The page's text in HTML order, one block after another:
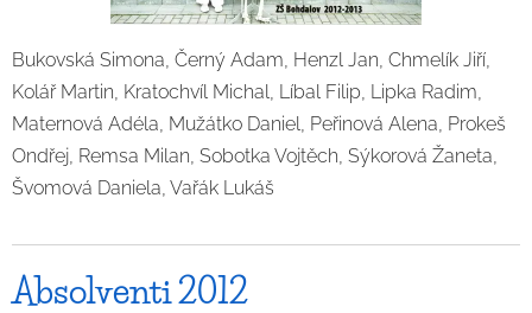
Bukovská Simona, Černý Adam, Henzl Jan, Chmelík Jiří,
Kolář Martin, Kratochvíl Michal, Líbal Filip, Lipka Radim,
Maternová Adéla, Mužátko Daniel, Peřinová Alena, Prokeš
Ondřej, Remsa Milan, Sobotka Vojtěch, Sýkorová Žaneta,
Švomová Daniela, Vařák Lukáš
Absolventi 2012